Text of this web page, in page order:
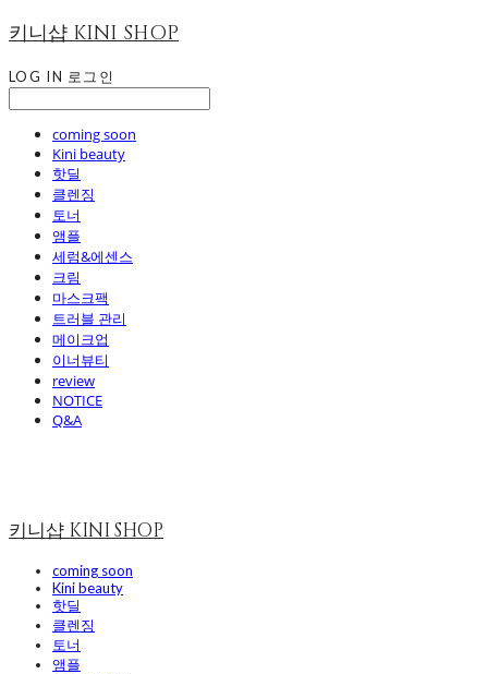
키니샵 KINI SHOP
LOG IN 로그인
coming soon
Kini beauty
핫딜
클렌징
토너
앰플
세럼&에센스
크림
마스크팩
트러블 관리
메이크업
이너뷰티
review
NOTICE
Q&A
키니샵 KINI SHOP
coming soon
Kini beauty
핫딜
클렌징
토너
앰플